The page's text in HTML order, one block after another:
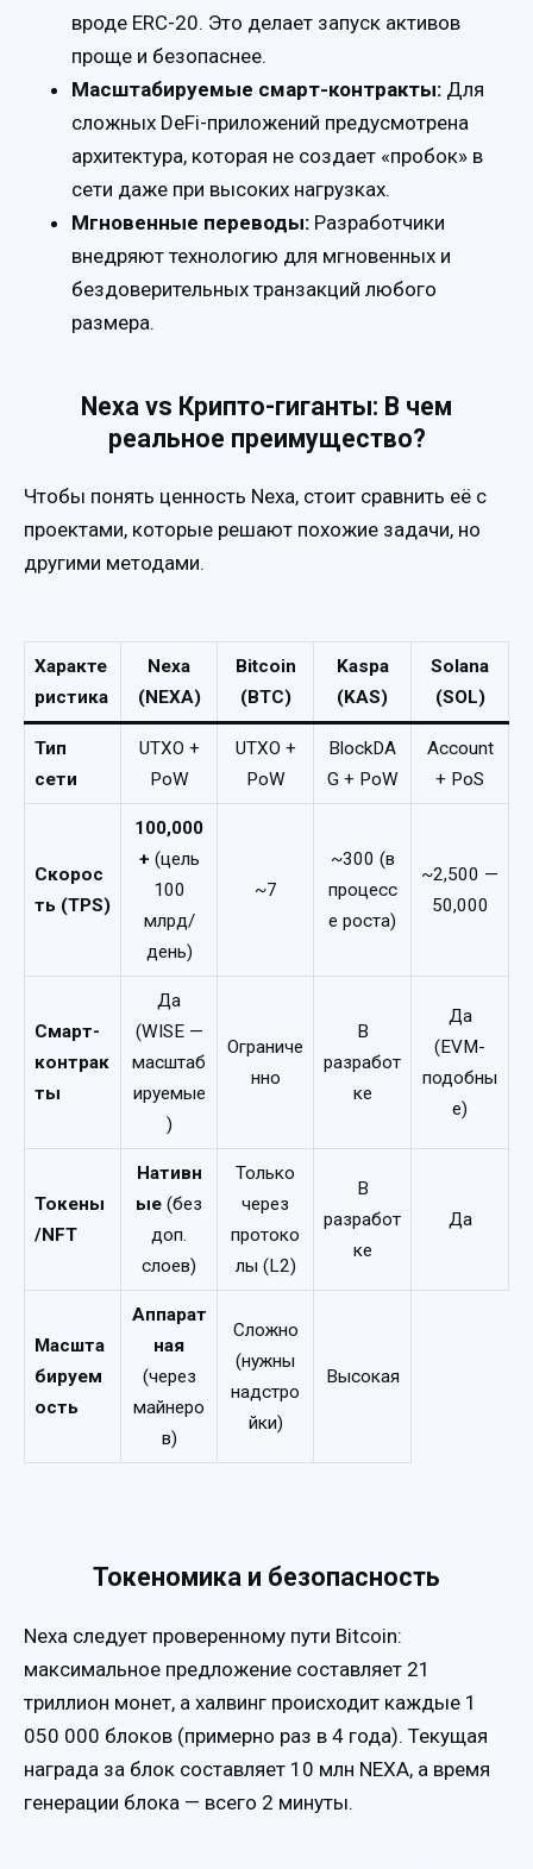
вроде ERC-20. Это делает запуск активов
проще и безопаснее.
Масштабируемые смарт-контракты: Для
сложных DeFi-приложений предусмотрена
архитектура, которая не создает «пробок» в
сети даже при высоких нагрузках.
Мгновенные переводы: Разработчики
внедряют технологию для мгновенных и
бездоверительных транзакций любого
размера.
Nexa vs Крипто-гиганты: В чем
реальное преимущество?
Чтобы понять ценность Nexa, стоит сравнить её с
проектами, которые решают похожие задачи, но
другими методами.
Характе
ристика
Nexa
(NEXA)
Bitcoin
(BTC)
Kaspa
(KAS)
Solana
(SOL)
Тип
сети
UTXO +
PoW
UTXO +
PoW
BlockDA
G + PoW
Account
+ PoS
Скорос
ть (TPS)
100,000
+ (цель
100
млрд/
день)
~7
~300 (в
процесс
е роста)
~2,500 —
50,000
Смарт-
контрак
ты
Да
(WISE —
масштаб
ируемые
)
Ограниче
нно
В
разработ
ке
Да
(EVM-
подобны
е)
Токены
/NFT
Нативн
ые (без
доп.
слоев)
Только
через
протоко
лы (L2)
В
разработ
ке
Да
Масшта
бируем
ость
Аппарат
ная
(через
майнеро
в)
Сложно
(нужны
надстро
йки)
Высокая
Токеномика и безопасность
Nexa следует проверенному пути Bitcoin:
максимальное предложение составляет 21
триллион монет, а халвинг происходит каждые 1
050 000 блоков (примерно раз в 4 года). Текущая
награда за блок составляет 10 млн NEXA, а время
генерации блока — всего 2 минуты.